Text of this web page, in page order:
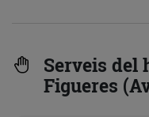
Serveis del
Figueres